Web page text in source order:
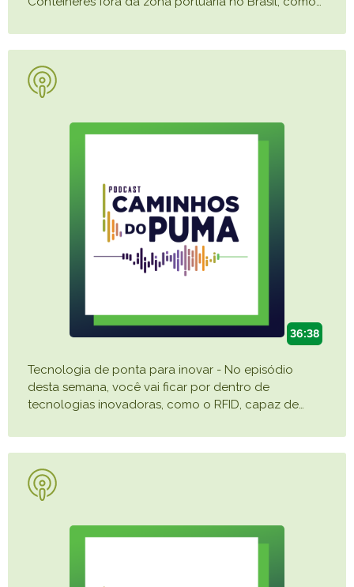
36:38
Tecnologia de ponta para inovar - No episódio
desta semana, você vai ficar por dentro de
tecnologias inovadoras, como o RFID, capaz de…